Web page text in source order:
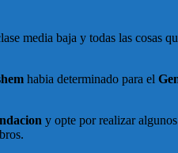
media baja y todas las cosas
habia determinado para el
y opte por realizar algunos